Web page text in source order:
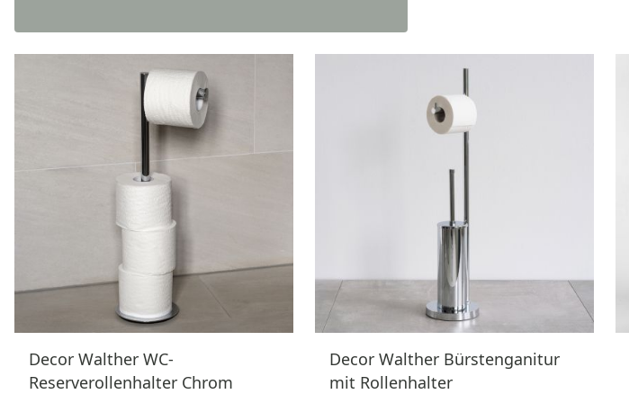
Decor Walther WC-
Reserverollenhalter Chrom
Decor Walther Bürstenganitur
mit Rollenhalter